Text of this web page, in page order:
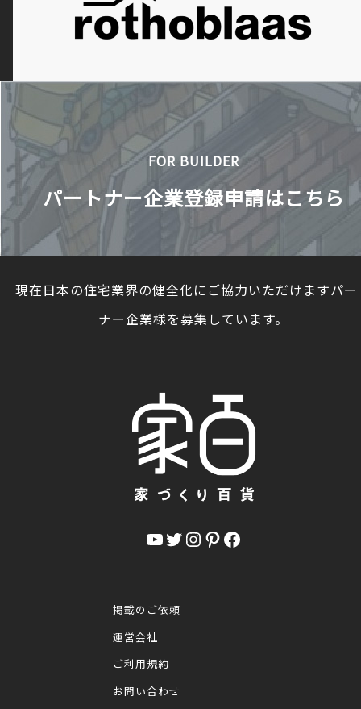
FOR BUILDER
パートナー企業登録申請はこちら
現在日本の住宅業界の健全化にご協力いただけますパ
ナー企業様を募集しています。
YouTube Twitter InstagramPinterest Facebook
掲載のご依頼
運営会社
ご利用規約
お問い合わせ